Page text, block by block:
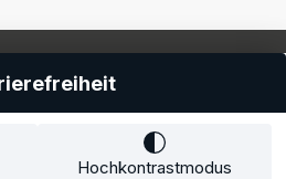
Hochkontrastmodus